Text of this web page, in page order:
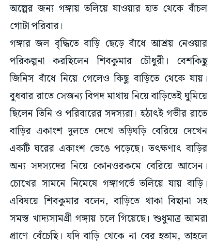
অল্পের জন্য গঙ্গায় তলিয়ে যাওয়ার হাত থেকে বাঁচল
গোটা পরিবার।
গঙ্গার জল বৃদ্ধিতে বাড়ি ছেড়ে বাঁধে আশ্রয় নেওয়ার
পরিকল্পনা করছিলেন শিবকুমার চৌধুরী। বেশকিছু
জিনিস বাঁধে নিয়ে গেলেও কিছু বাড়িতে থেকে যায়।
বুধবার রাতে সেজন্য বিপদ মাথায় নিয়ে বাড়িতেই ঘুমিয়ে
ছিলেন তিনি ও পরিবারের সদস্যরা। হঠাৎই গভীর রাতে
বাড়ির একাংশ দুলতে দেখে তড়িঘড়ি বেরিয়ে দেখেন
একটি ঘরের একাংশ ভেঙে পড়েছে। তৎক্ষণাৎ বাড়ির
অন্য সদস্যদের নিয়ে কোনওরকমে বেরিয়ে আসেন।
চোখের সামনে নিমেষে গঙ্গাগর্ভে তলিয়ে যায় বাড়ি।
এবিষয়ে শিবকুমার বলেন, বাড়িতে থাকা বিছানা সহ
সমস্ত খাদ্যসামগ্রী গঙ্গায় চলে গিয়েছে। শুধুমাত্র আমরা
প্রাণে বেঁচেছি। যদি বাড়ি থেকে না বের হতাম, তাহলে